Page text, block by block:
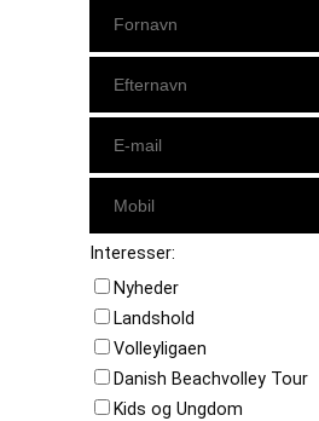
Interesser:
Nyheder
Landshold
Volleyligaen
Danish Beachvolley Tour
Kids og Ungdom